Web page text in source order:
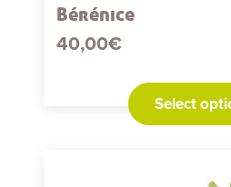
Bérénice
40,00€
Select